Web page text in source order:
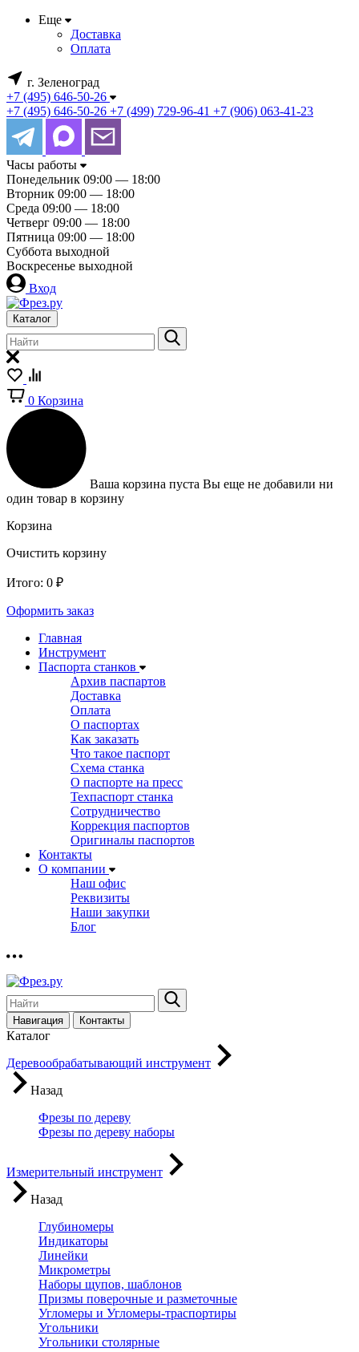
Еще
Доставка
Оплата
г. Зеленоград
+7 (495) 646-50-26
+7 (495) 646-50-26 +7 (499) 729-96-41 +7 (906) 063-41-23
Часы работы
Понедельник 09:00 — 18:00
Вторник 09:00 — 18:00
Среда 09:00 — 18:00
Четверг 09:00 — 18:00
Пятница 09:00 — 18:00
Суббота выходной
Воскресенье выходной
Вход
Каталог
0 Корзина
Ваша корзина пуста Вы еще не добавили ни
один товар в корзину
Корзина
Очистить корзину
Итого: 0 ₽
Оформить заказ
Главная
Инструмент
Паспорта станков
Архив паспартов
Доставка
Оплата
О паспортах
Как заказать
Что такое паспорт
Схема станка
О паспорте на пресс
Техпаспорт станка
Сотрудничество
Коррекция паспортов
Оригиналы паспортов
Контакты
О компании
Наш офис
Реквизиты
Наши закупки
Блог
Навигация Контакты
Каталог
Деревообрабатывающий инструмент
Назад
Фрезы по дереву
Фрезы по дереву наборы
Измерительный инструмент
Назад
Глубиномеры
Индикаторы
Линейки
Микрометры
Наборы щупов, шаблонов
Призмы поверочные и разметочные
Угломеры и Угломеры-траспортиры
Угольники
Угольники столярные